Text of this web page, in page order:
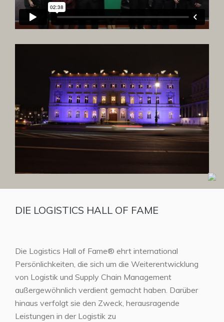
DIE LOGISTICS HALL OF FAME
Die Logistics Hall of Fame® ehrt international
Persönlichkeiten, die sich um die Weiterentwicklung
von Logistik und Supply Chain Management
außergewöhnlich verdient gemacht haben. Darüber
hinaus verfolgt sie den Zweck, herausragende
Leistungen in der Logistik zu